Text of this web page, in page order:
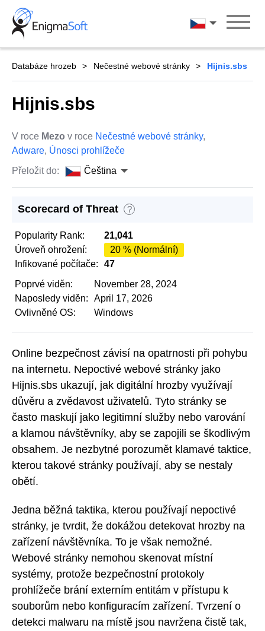
Skip
content
Čeština
Databáze hrozeb Nečestné webové stránky Hijnis.sbs
Hijnis.sbs
V roce Mezo v roce Nečestné webové stránky,
Adware, Únosci prohlížeče
Přeložit do:
Čeština
Scorecard of Threat ?
Popularity Rank:
21,041
Úroveň ohrožení:
20 % (Normální)
Infikované počítače:
47
Poprvé viděn:
November 28, 2024
Naposledy viděn:
April 17, 2026
Ovlivněné OS:
Windows
Online bezpečnost závisí na opatrnosti při pohybu
na internetu. Nepoctivé webové stránky jako
Hijnis.sbs ukazují, jak digitální hrozby využívají
důvěru a zvědavost uživatelů. Tyto stránky se
často maskují jako legitimní služby nebo varování
a klamou návštěvníky, aby se zapojili se škodlivým
obsahem. Je nezbytné porozumět klamavé taktice,
kterou takové stránky používají, aby se nestaly
obětí.
Jedna běžná taktika, kterou používají nepoctivé
stránky, je tvrdit, že dokážou detekovat hrozby na
zařízení návštěvníka. To je však nemožné.
Webové stránky nemohou skenovat místní
systémy, protože bezpečnostní protokoly
prohlížeče brání externím entitám v přístupu k
souborům nebo konfiguracím zařízení. Tvrzení o
detekci malwaru na místě jsou navržena čistě tak,